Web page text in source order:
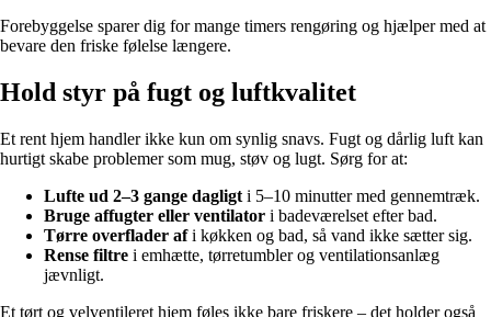
Forebyggelse sparer dig for mange timers rengøring og hjælper med at
bevare den friske følelse længere.
Hold styr på fugt og luftkvalitet
Et rent hjem handler ikke kun om synlig snavs. Fugt og dårlig luft kan
hurtigt skabe problemer som mug, støv og lugt. Sørg for at:
Lufte ud 2–3 gange dagligt i 5–10 minutter med gennemtræk.
Bruge affugter eller ventilator i badeværelset efter bad.
Tørre overflader afi køkken og bad, så vand ikke sætter sig.
Rense filtre i emhætte, tørretumbler og ventilationsanlæg
jævnligt.
Et tørt og velventileret hjem føles ikke bare friskere – det holder også